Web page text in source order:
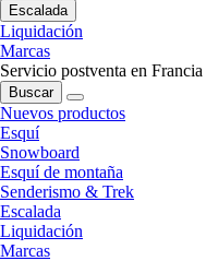
Escalada
Liquidación
Marcas
Servicio postventa en Francia
Buscar
Nuevos productos
Esquí
Snowboard
Esquí de montaña
Senderismo & Trek
Escalada
Liquidación
Marcas